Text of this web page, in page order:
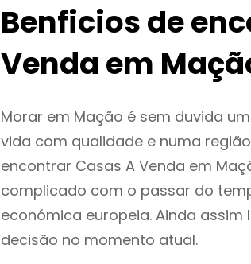
Benficios de
Venda em
Morar em Mação é sem duvida
vida com qualidade e numa
encontrar Casas A Venda em
complicado com o passar do
económica europeia. Ainda
decisão no momento atual.